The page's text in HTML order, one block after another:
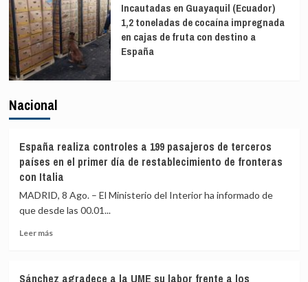
Incautadas en Guayaquil (Ecuador)
1,2 toneladas de cocaína impregnada
en cajas de fruta con destino a
España
Nacional
España realiza controles a 199 pasajeros de terceros
países en el primer día de restablecimiento de fronteras
con Italia
MADRID, 8 Ago. – El Ministerio del Interior ha informado de
que desde las 00.01...
Leer másLeer
Sánchez agradece a la UME su labor frente a los